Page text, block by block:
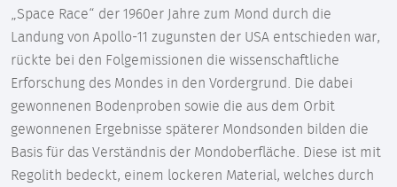
„Space Race“ der 1960er Jahre zum Mond durch die
Landung von Apollo-11 zugunsten der USA entschieden war,
rückte bei den Folgemissionen die wissenschaftliche
Erforschung des Mondes in den Vordergrund. Die dabei
gewonnenen Bodenproben sowie die aus dem Orbit
gewonnenen Ergebnisse späterer Mondsonden bilden die
Basis für das Verständnis der Mondoberfläche. Diese ist mit
Regolith bedeckt, einem lockeren Material, welches durch